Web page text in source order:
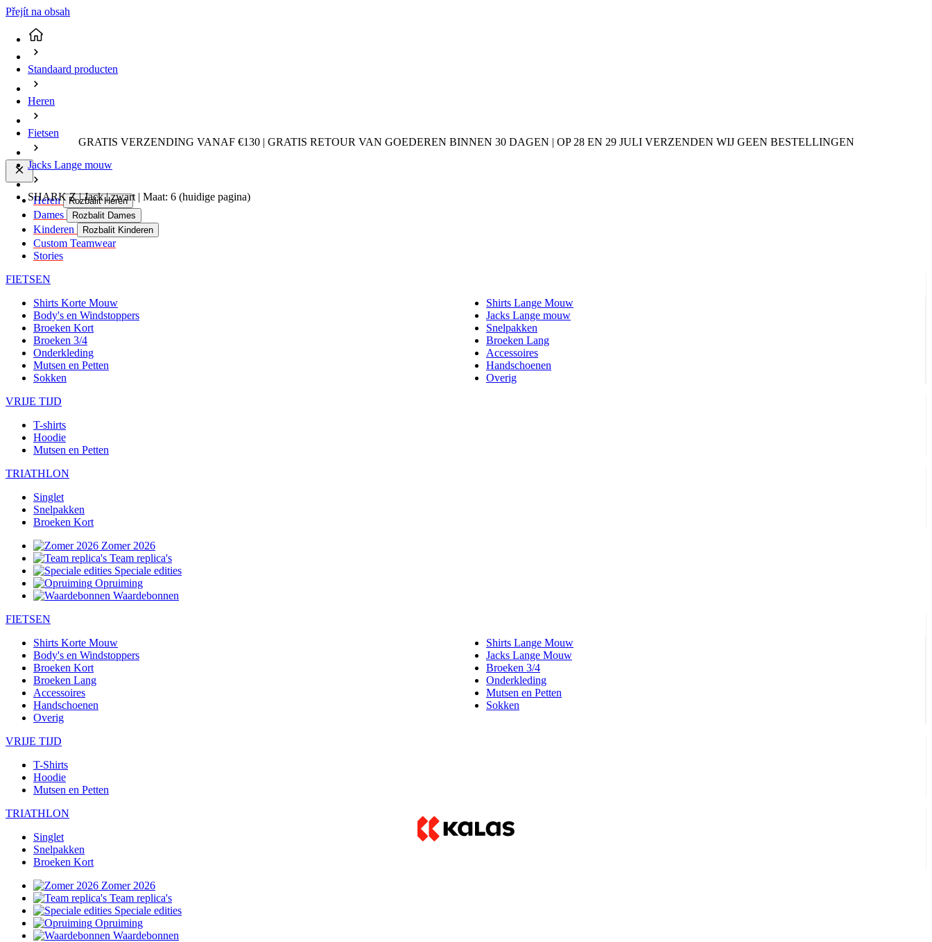
Přejít na obsah
GRATIS VERZENDING VANAF €130 | GRATIS RETOUR VAN GOEDEREN BINNEN 30 DAGEN | OP 28 EN 29 JULI VERZENDEN WIJ GEEN BESTELLINGEN
Heren Rozbalit Heren
Dames Rozbalit Dames
Kinderen Rozbalit Kinderen
Custom Teamwear
Stories
FIETSEN
Shirts Korte Mouw
Shirts Lange Mouw
Body's en Windstoppers
Jacks Lange mouw
Broeken Kort
Snelpakken
Broeken 3/4
Broeken Lang
Onderkleding
Accessoires
Mutsen en Petten
Handschoenen
Sokken
Overig
VRIJE TIJD
T-shirts
Hoodie
Mutsen en Petten
TRIATHLON
Singlet
Snelpakken
Broeken Kort
Zomer 2026
Team replica's
Speciale edities
Opruiming
Waardebonnen
FIETSEN
Shirts Korte Mouw
Shirts Lange Mouw
Body's en Windstoppers
Jacks Lange Mouw
Broeken Kort
Broeken 3/4
Broeken Lang
Onderkleding
Accessoires
Mutsen en Petten
Handschoenen
Sokken
Overig
VRIJE TIJD
T-Shirts
Hoodie
Mutsen en Petten
TRIATHLON
Singlet
Snelpakken
Broeken Kort
Zomer 2026
Team replica's
Speciale edities
Opruiming
Waardebonnen
Standaard producten
Heren
Fietsen
Jacks Lange mouw
SHARK Z | Jack | zwart | Maat: 6 (huidige pagina)